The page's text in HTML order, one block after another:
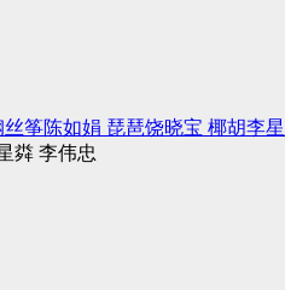
筝陈如娟 琵琶饶晓宝 椰胡李
粦 李伟忠